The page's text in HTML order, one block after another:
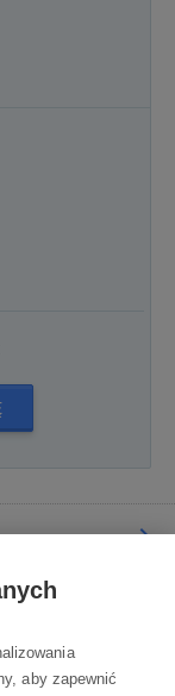
aby zapewnić